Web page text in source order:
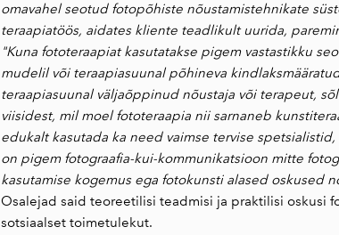
omavahel seotud fotopõhiste nõustamistehnikate
teraapiatöös, aidates kliente teadlikult uurida,
"Kuna fototeraapiat kasutatakse pigem vastastikku
mudelil või teraapiasuunal põhineva
teraapiasuunal väljaõppinud nõustaja või terapeut,
viisidest, mil moel fototeraapia nii sarnaneb
edukalt kasutada ka need vaimse tervise
on pigem fotograafia-kui-kommunikatsioon mitte
kasutamise kogemus ega fotokunsti alased oskused
Osalejad said teoreetilisi teadmisi ja praktilisi oskusi
sotsiaalset toimetulekut.